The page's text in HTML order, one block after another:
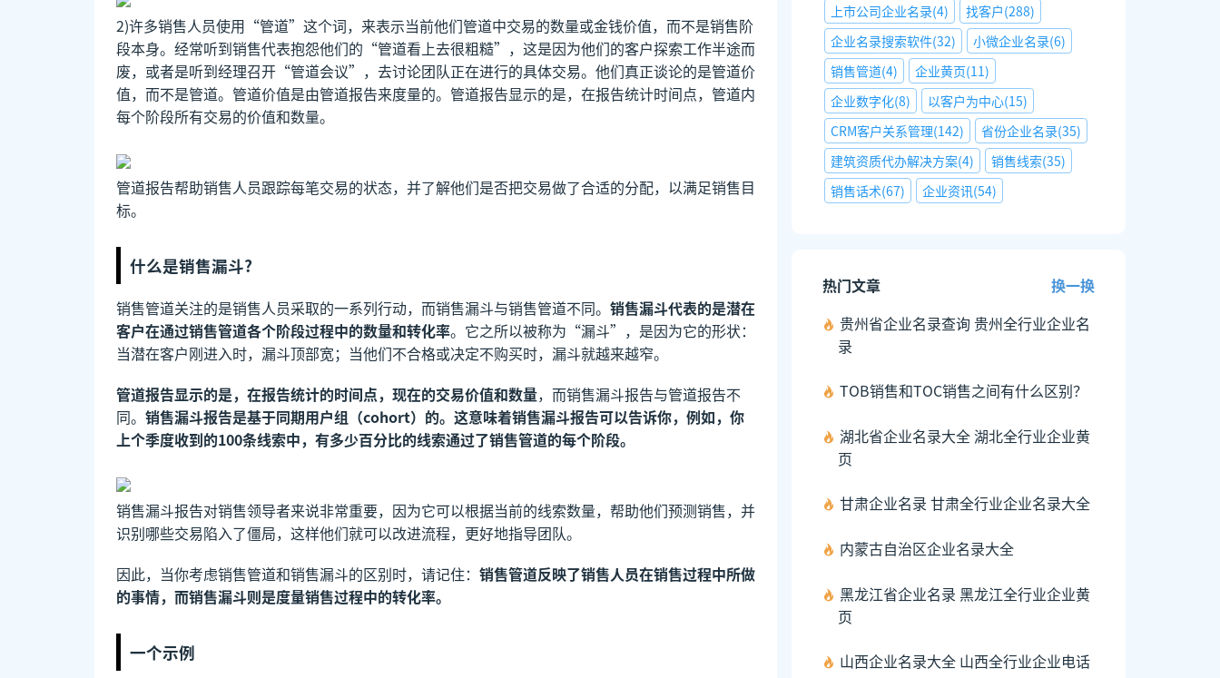
2)许多销售人员使用“管道”这个词，来表示当前他们管道中交易的数量或金钱价值，而不是销售阶
段本身。经常听到销售代表抱怨他们的“管道看上去很粗糙”，这是因为他们的客户探索工作半途而
废，或者是听到经理召开“管道会议”，去讨论团队正在进行的具体交易。他们真正谈论的是管道价
值，而不是管道。管道价值是由管道报告来度量的。管道报告显示的是，在报告统计时间点，管道内
每个阶段所有交易的价值和数量。
管道报告帮助销售人员跟踪每笔交易的状态，并了解他们是否把交易做了合适的分配，以满足销售目
标。
什么是销售漏斗?
销售管道关注的是销售人员采取的一系列行动，而销售漏斗与销售管道不同。 销售漏斗代表的是潜在
客户在通过销售管道各个阶段过程中的数量和转化率。它之所以被称为“漏斗”，是因为它的形状：
当潜在客户刚进入时，漏斗顶部宽；当他们不合格或决定不购买时，漏斗就越来越窄。
管道报告显示的是，在报告统计的时间点，现在的交易价值和数量，而销售漏斗报告与管道报告不
同。 销售漏斗报告是基于同期用户组（cohort）的。这意味着销售漏斗报告可以告诉你，例如，你
上个季度收到的100条线索中，有多少百分比的线索通过了销售管道的每个阶段。
销售漏斗报告对销售领导者来说非常重要，因为它可以根据当前的线索数量，帮助他们预测销售，并
识别哪些交易陷入了僵局，这样他们就可以改进流程，更好地指导团队。
因此，当你考虑销售管道和销售漏斗的区别时，请记住： 销售管道反映了销售人员在销售过程中所做
的事情，而销售漏斗则是度量销售过程中的转化率。
一个示例
上市公司企业名录(4) 找客户(288)
企业名录搜索软件(32) 小微企业名录(6)
销售管道(4) 企业黄页(11)
企业数字化(8) 以客户为中心(15)
CRM客户关系管理(142) 省份企业名录(35)
建筑资质代办解决方案(4) 销售线索(35)
销售话术(67) 企业资讯(54)
热门文章
换一换
贵州省企业名录查询 贵州全行业企业名
录
TOB销售和TOC销售之间有什么区别？
湖北省企业名录大全 湖北全行业企业黄
页
甘肃企业名录 甘肃全行业企业名录大全
内蒙古自治区企业名录大全
黑龙江省企业名录 黑龙江全行业企业黄
页
山西企业名录大全 山西全行业企业电话